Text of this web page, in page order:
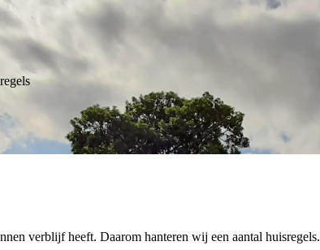
verblijf heeft. Daarom hanteren wij een aantal huisregels.